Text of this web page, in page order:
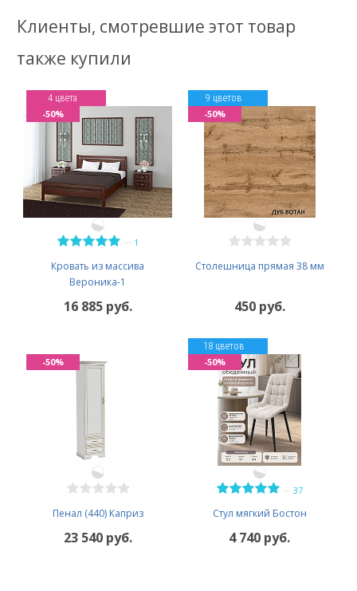
Клиенты, смотревшие этот товар
также купили
1
Кровать из массива
Вероника-1
4 цвета
16 885 руб.
-50%
Столешница прямая 38 мм
9 цветов
450 руб.
-50%
Пенал (440) Каприз
23 540 руб.
-50%
37
Стул мягкий Бостон
18 цветов
4 740 руб.
-50%